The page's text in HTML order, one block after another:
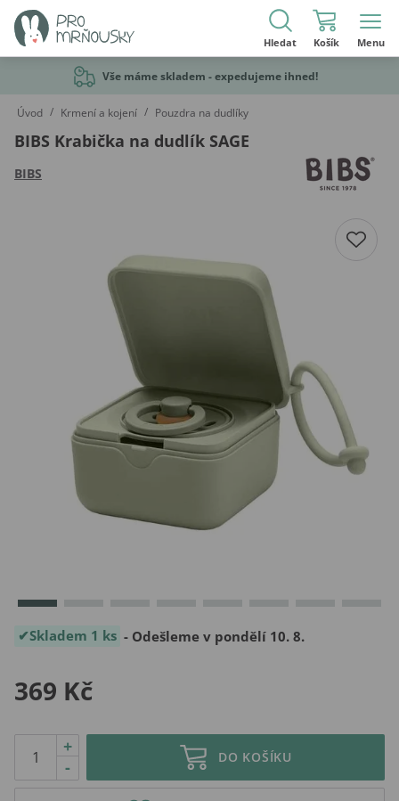
Hledat Košík Menu
Vše máme skladem - expedujeme ihned!
Úvod / Krmení a kojení / Pouzdra na dudlíky
BIBS Krabička na dudlík SAGE
BIBS
Skladem 1 ks - Odešleme v pondělí 10. 8.
369 Kč
-
+
DO KOŠÍKU